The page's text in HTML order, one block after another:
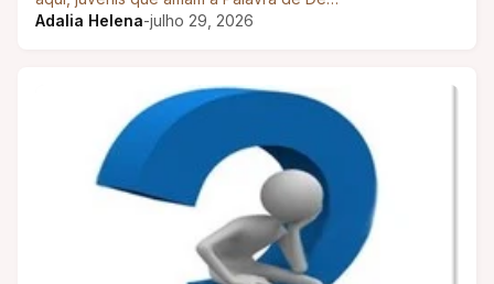
Adalia Helena-julho 29, 2026